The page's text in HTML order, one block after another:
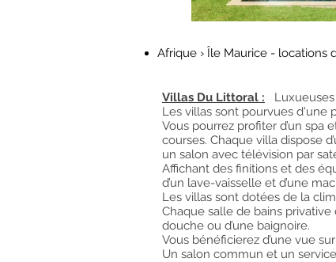
Afrique › Île Maurice - locations
Villas Du Littoral :
Les villas sont pourvues d'une
Vous pourrez profiter d’un spa
courses. Chaque villa dispose
un salon avec télévision par
Affichant des finitions et des
d’un lave-vaisselle et d’une
Les villas sont dotées de la
Chaque salle de bains privative
douche ou d’une baignoire.
Vous bénéficierez d’une vue
Un salon commun et un